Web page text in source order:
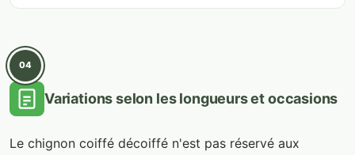
04
Variations selon les longueurs et occasions
Le chignon coiffé décoiffé n'est pas réservé aux